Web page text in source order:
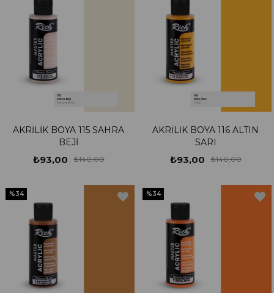
AKRİLİK BOYA 115 SAHRA
BEJİ
₺93,00 ₺140,00
AKRİLİK BOYA 116 ALTIN
SARI
₺93,00 ₺140,00
%34 %34